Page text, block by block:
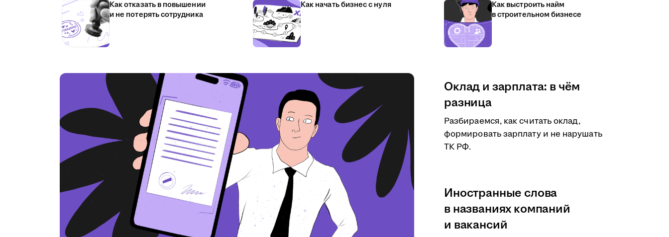
Как отказать в повышении
и не потерять сотрудника
Как начать бизнес с нуля
Как выстроить найм
в строительном бизнесе
Оклад и зарплата: в чём
разница
Разбираемся, как считать оклад,
формировать зарплату и не нарушать
ТК РФ.
Иностранные слова
в названиях компаний
и вакансий